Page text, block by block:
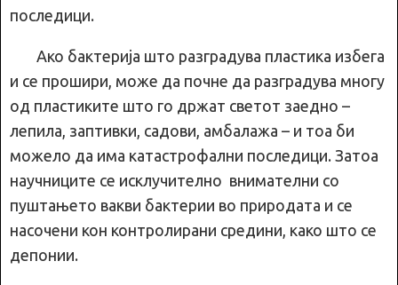
последици.
Ако бактерија што разградува пластика избега
и се прошири, може да почне да разградува многу
од пластиките што го држат светот заедно –
лепила, заптивки, садови, амбалажа – и тоа би
можело да има катастрофални последици. Затоа
научниците се исклучително внимателни со
пуштањето вакви бактерии во природата и се
насочени кон контролирани средини, како што се
депонии.